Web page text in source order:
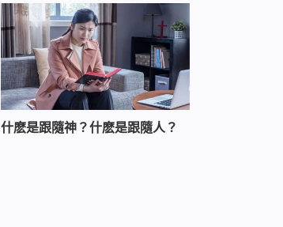
什麽是跟隨神？什麽是跟隨人？